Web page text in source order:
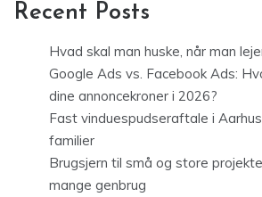
Recent Posts
Hvad skal man huske, når man
Google Ads vs. Facebook Ads:
dine annoncekroner i 2026?
Fast vinduespudseraftale i
familier
Brugsjern til små og store
mange genbrug